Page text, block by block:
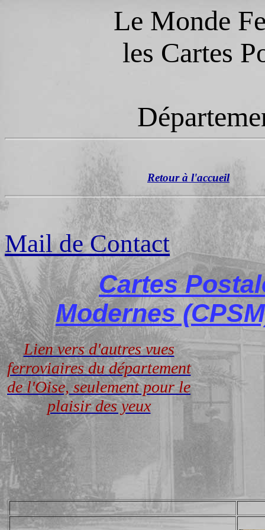
Le Monde
les Cartes
Retour à l'accueil
Mail de Contact
Cartes
Modernes
Lien vers d'autres vues
ferroviaires du département
de l'Oise, seulement pour le
plaisir des yeux